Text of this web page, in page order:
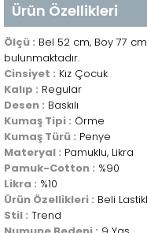
Ürün Özellikleri
Ölçü : Bel 52 cm, Boy 77
bulunmaktadır.
Cinsiyet : Kız Çocuk
Kalıp : Regular
Desen : Baskılı
Kumaş Tipi : Örme
Kumaş Türü : Penye
Materyal : Pamuklu, Likra
Pamuk-Cotton : %90
Likra : %10
Ürün Özellikleri : Beli
Stil : Trend